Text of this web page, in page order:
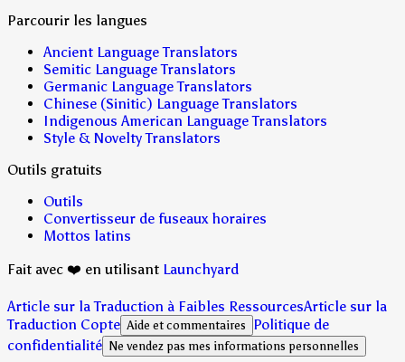
Parcourir les langues
Ancient Language Translators
Semitic Language Translators
Germanic Language Translators
Chinese (Sinitic) Language Translators
Indigenous American Language Translators
Style & Novelty Translators
Outils gratuits
Outils
Convertisseur de fuseaux horaires
Mottos latins
Fait avec ❤️ en utilisant Launchyard
Article sur la Traduction à Faibles RessourcesArticle sur la
Traduction Copte Aide et commentaires Politique de
confidentialité Ne vendez pas mes informations personnelles